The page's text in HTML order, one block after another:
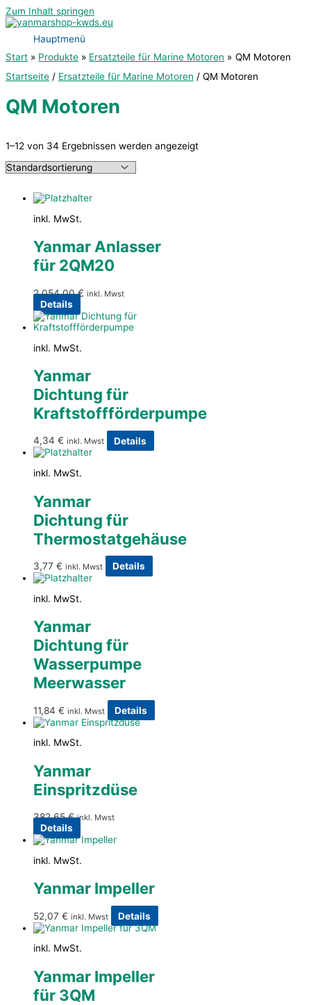
Zum Inhalt springen
Hauptmenü
Start
Produkte Ersatzteile für Marine Motoren QM Motoren
Startseite / Ersatzteile für Marine Motoren / QM Motoren
QM Motoren
1–12 von 34 Ergebnissen werden angezeigt
inkl. MwSt.
Yanmar Anlasser
für 2QM20
2.054,00€ inkl. Mwst
Details
inkl. MwSt.
Yanmar
Dichtung für
Kraftstoffförderpumpe
4,34 € inkl. Mwst Details
inkl. MwSt.
Yanmar
Dichtung für
Thermostatgehäuse
3,77 € inkl. Mwst Details
inkl. MwSt.
Yanmar
Dichtung für
Wasserpumpe
Meerwasser
11,84 € inkl. Mwst Details
inkl. MwSt.
Yanmar
Einspritzdüse
382,65€ inkl. Mwst
Details
inkl. MwSt.
Yanmar Impeller
52,07 € inkl. Mwst Details
inkl. MwSt.
Yanmar Impeller
für 3QM